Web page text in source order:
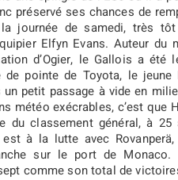
préservé ses chances de
journée de samedi, très
Elfyn Evans. Auteur du
d’Ogier, le Gallois a été
de pointe de Toyota, le
petit passage à vide en
météo exécrables, c’est que
classement général, à 25
est à la lutte avec
sur le port de
comme son total de